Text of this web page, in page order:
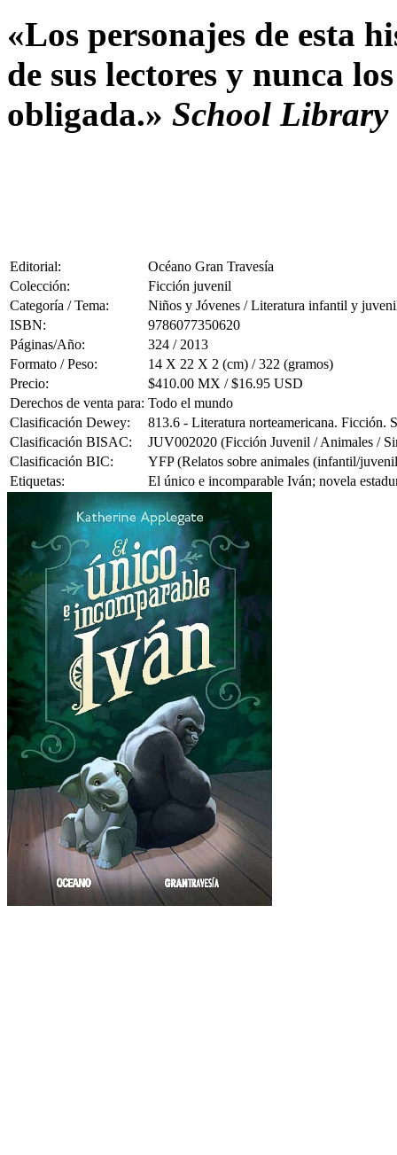
«Los personajes de esta
de sus lectores y nunca
obligada.» School
Editorial:
Océano Gran Travesía
Colección:
Ficción juvenil
Categoría / Tema:
Niños y Jóvenes / Literatura infantil y
ISBN:
9786077350620
Páginas/Año:
324 / 2013
Formato / Peso:
14 X 22 X 2 (cm) / 322 (gramos)
Precio:
$410.00 MX / $16.95 USD
Derechos de venta para: Todo el mundo
Clasificación Dewey:
813.6 - Literatura norteamericana. Ficción.
Clasificación BISAC:
JUV002020 (Ficción Juvenil / Animales /
Clasificación BIC:
YFP (Relatos sobre animales (infantil/
Etiquetas:
El único e incomparable Iván; novela